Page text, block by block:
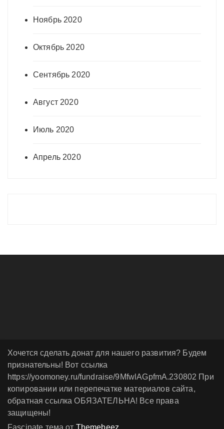
Ноябрь 2020
Октябрь 2020
Сентябрь 2020
Август 2020
Июль 2020
Апрель 2020
Хочется сделать донат для нашего развития? Будем
признательны! Вот ссылка
https://yoomoney.ru/fundraise/9MfwlAGpfmA.230802 При
копировании или перепечатке материалов сайта,
обратная ссылка ОБЯЗАТЕЛЬНА! Все права
защищены!